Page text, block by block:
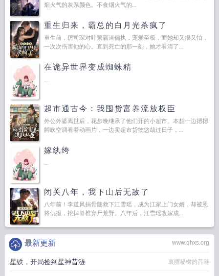
烟火气的灰系颜色。不食烟火气的...
重生归来，霸总的白月光杀疯了
重生前，厉司琛对叶繁霸道偏执，宠爱至极，而她却又恨又怕，
一次次伤害他的心。直到死亡的那一刻，她才看清了...
在诡异世界变成蜘蛛精
...
超市通古今：我囤货富养流放权臣
外公外婆离世后，花步晚继承了他们开的小超市。本想一边摁摁
脚吹空调看着动画片，一边卖超市货物悠哉过日子，...
嫁纨绔
...
闭关八年，我下山后无敌了
八年前！李道风捐骨髓救下江雪瑶，成为江家上门女婿，却被恩
将仇报，挖掉脊椎弃尸荒野。八年后，江雪瑶改嫁成...
www.qhxs.org
最新更新
星铁，开局捡到星神昔涟 哀丽秘榭的昔涟